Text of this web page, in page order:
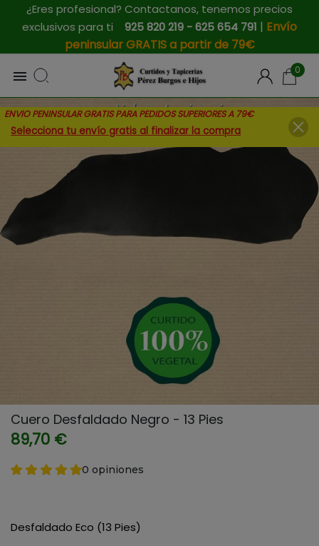
¿Eres profesional? Contactanos, tenemos precios
exclusivos para ti 925 820 219 - 625 654 791 | Envío
peninsular GRATIS a partir de 79€
 0
Cuero Desfaldado Negro - 13 Pies
89,70 €
0 opiniones
Desfaldado Eco (13 Pies)
Selecciona tu envío gratis al finalizar la compra
ENVIO PENINSULAR GRATIS PARA PEDIDOS SUPERIORES A 79€